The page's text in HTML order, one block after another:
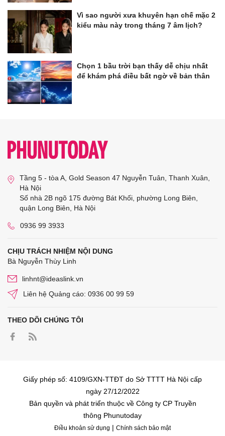
Vì sao người xưa khuyên hạn chế mặc 2
kiểu màu này trong tháng 7 âm lịch?
Chọn 1 bầu trời bạn thấy dễ chịu nhất
để khám phá điều bất ngờ về bản thân
Tầng 5 - tòa A, Gold Season 47 Nguyễn Tuân, Thanh Xuân,
Hà Nội
Số nhà 2B ngõ 175 đường Bát Khối, phường Long Biên,
quận Long Biên, Hà Nội
0936 99 3933
CHỊU TRÁCH NHIỆM NỘI DUNG
Bà Nguyễn Thùy Linh
linhnt@ideaslink.vn
Liên hệ Quảng cáo: 0936 00 99 59
THEO DÕI CHÚNG TÔI
Giấy phép số: 4109/GXN-TTĐT do Sở TTTT Hà Nội cấp
ngày 27/12/2022
Bản quyền và phát triển thuộc về Công ty CP Truyền
thông Phunutoday
Điều khoản sử dụng | Chính sách bảo mật